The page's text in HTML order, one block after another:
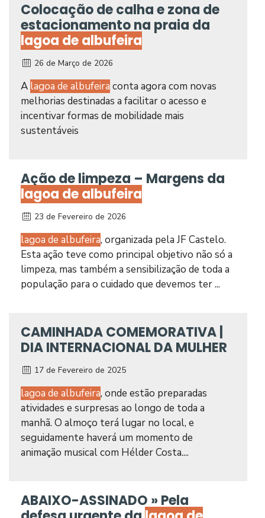
Colocação de calha e zona de
estacionamento na praia da
lagoa de albufeira
26 de Março de 2026
A lagoa de albufeira conta agora com novas
melhorias destinadas a facilitar o acesso e
incentivar formas de mobilidade mais
sustentáveis
Ação de limpeza – Margens da
lagoa de albufeira
23 de Fevereiro de 2026
lagoa de albufeira, organizada pela JF Castelo.
Esta ação teve como principal objetivo não só a
limpeza, mas também a sensibilização de toda a
população para o cuidado que devemos ter ...
CAMINHADA COMEMORATIVA |
DIA INTERNACIONAL DA MULHER
17 de Fevereiro de 2025
lagoa de albufeira, onde estão preparadas
atividades e surpresas ao longo de toda a
manhã. O almoço terá lugar no local, e
seguidamente haverá um momento de
animação musical com Hélder Costa....
ABAIXO-ASSINADO » Pela